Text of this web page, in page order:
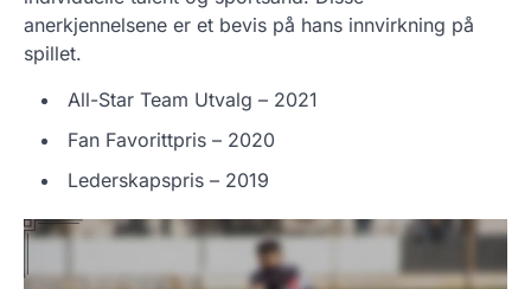
anerkjennelsene er et bevis på hans innvirkning på
spillet.
All-Star Team Utvalg – 2021
Fan Favorittpris – 2020
Lederskapspris – 2019